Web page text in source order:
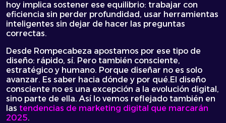
hoy implica sostener ese equilibrio: trabajar con
eficiencia sin perder profundidad, usar herramientas
inteligentes sin dejar de hacer las preguntas
correctas.
Desde Rompecabeza apostamos por ese tipo de
diseño: rápido, sí. Pero también consciente,
estratégico y humano. Porque diseñar no es solo
avanzar. Es saber hacia dónde y por qué.El diseño
consciente no es una excepción a la evolución digital,
sino parte de ella. Así lo vemos reflejado también en
las tendencias de marketing digital que marcarán
2025.